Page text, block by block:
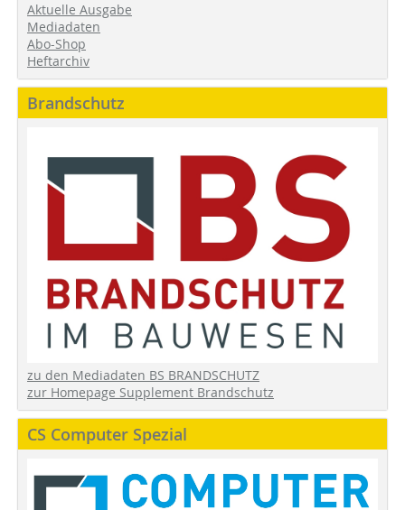
Aktuelle Ausgabe
Mediadaten
Abo-Shop
Heftarchiv
Brandschutz
zu den Mediadaten BS BRANDSCHUTZ
zur Homepage Supplement Brandschutz
CS Computer Spezial